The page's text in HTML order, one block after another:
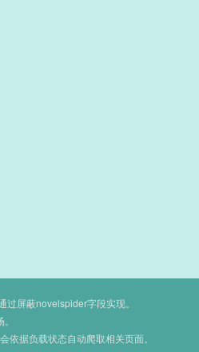
屏蔽novelspider字段实现。
据负载状态自动爬取相关页面。